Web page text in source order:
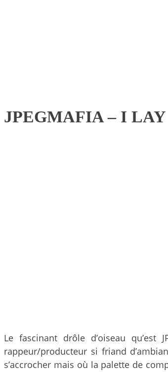
JPEGMAFIA – I
Le fascinant drôle d’oiseau
rappeur/producteur si friand
s’accrocher mais où la palette de